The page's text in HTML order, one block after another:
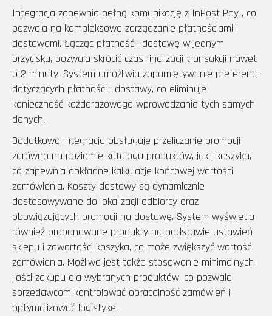
Integracja zapewnia pełną komunikację z InPost Pay , co
pozwala na kompleksowe zarządzanie płatnościami i
dostawami. Łącząc płatność i dostawę w jednym
przycisku, pozwala skrócić czas finalizacji transakcji nawet
o 2 minuty. System umożliwia zapamiętywanie preferencji
dotyczących płatności i dostawy, co eliminuje
konieczność każdorazowego wprowadzania tych samych
danych.
Dodatkowo integracja obsługuje przeliczanie promocji
zarówno na poziomie katalogu produktów, jak i koszyka,
co zapewnia dokładne kalkulacje końcowej wartości
zamówienia. Koszty dostawy są dynamicznie
dostosowywane do lokalizacji odbiorcy oraz
obowiązujących promocji na dostawę. System wyświetla
również proponowane produkty na podstawie ustawień
sklepu i zawartości koszyka, co może zwiększyć wartość
zamówienia. Możliwe jest także stosowanie minimalnych
ilości zakupu dla wybranych produktów, co pozwala
sprzedawcom kontrolować opłacalność zamówień i
optymalizować logistykę.